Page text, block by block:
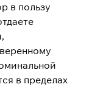
в пользу
в пределах